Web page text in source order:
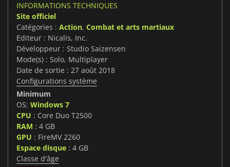
INFORMATIONS TECHNIQUES
Site officiel
Catégories : Action, Combat et arts martiaux
Editeur : Nicalis, Inc.
Développeur : Studio Saizensen
Mode(s) : Solo, Multiplayer
Date de sortie : 27 août 2018
Configurations système
Minimum
OS: Windows 7
CPU : Core Duo T2500
RAM : 4 GB
GPU : FireMV 2260
Espace disque : 4 GB
Classe d'âge